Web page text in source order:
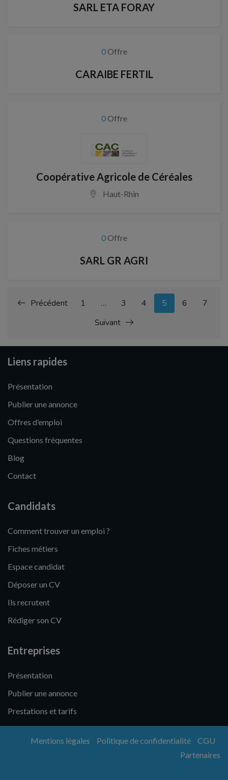
SARL ETA FORAY
0Offre
CARAIBE FERTIL
0Offre
Coopérative Agricole de Céréales
Haut-Rhin
0Offre
SARL GR AGRI
Précédent 1 … 3 4 5 6
7
Suivant
Liens rapides
Présentation
Publier une annonce
Offres d’emploi
Questions fréquentes
Blog
Contact
Candidats
Comment trouver un emploi ?
Fiches métiers
Espace candidat
Déposer un CV
Ils recrutent
Rédiger son CV
Entreprises
Présentation
Publier une annonce
Prestations et tarifs
Mentions légales Politique de confidentialité
CGU
Partenaires